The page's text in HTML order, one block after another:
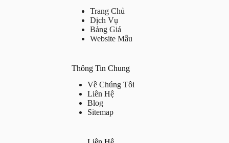
Trang Chủ
Dịch Vụ
Bảng Giá
Website Mẫu
Thông Tin Chung
Về Chúng Tôi
Liên Hệ
Blog
Sitemap